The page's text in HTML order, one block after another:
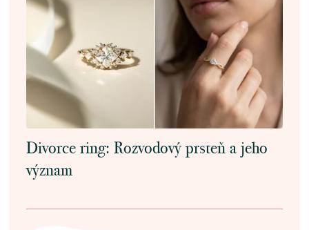
Divorce ring: Rozvodový prsteň a jeho
význam